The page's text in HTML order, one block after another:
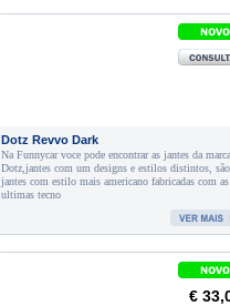
Dotz Revvo Dark
Na Funnycar voce pode encontrar as jantes da marca
Dotz,jantes com um designs e estilos distintos,
jantes com estilo mais americano fabricadas com as
ultimas tecno
€